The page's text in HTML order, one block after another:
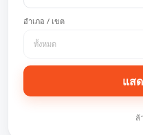
อำเภอ / เขต
แส
ล้